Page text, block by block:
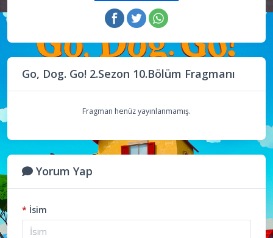
Go, Dog. Go! 2.Sezon 10.Bölüm Fragmanı
Fragman henüz yayınlanmamış.
Yorum Yap
* İsim